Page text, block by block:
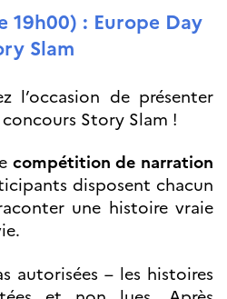
19h00) : Europe Day
Slam
l’occasion de présenter
Story Slam !
compétition de narration
disposent chacun
une histoire vraie
autorisées – les histoires